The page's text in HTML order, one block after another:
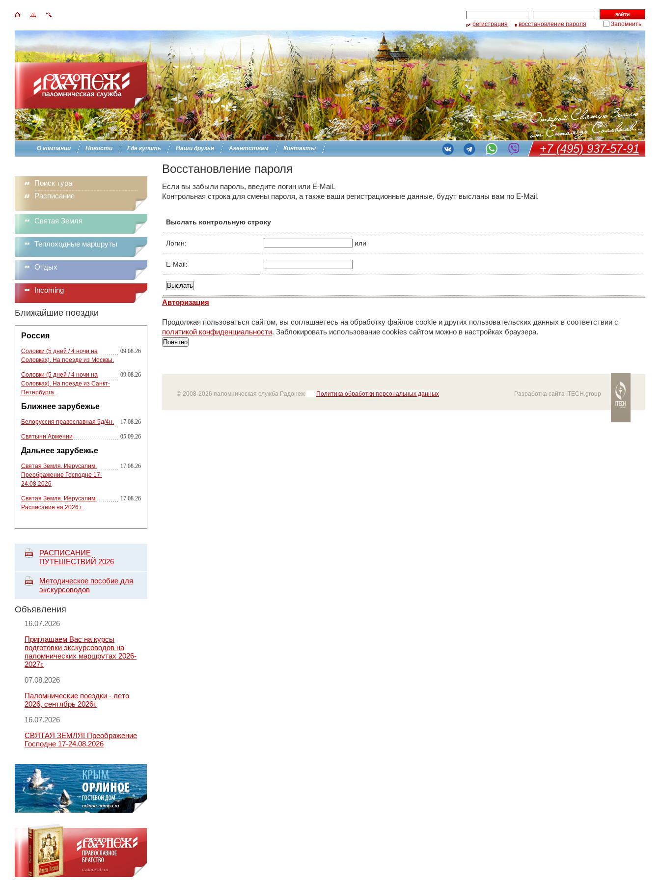
регистрация восстановление пароля Запомнить
О компании Новости Где купить Наши друзья Агентствам Контакты +7 (495) 937-57-91
Поиск тура
Расписание
Святая Земля
Теплоходные маршруты
Отдых
Incoming
Ближайшие поездки
Россия
Соловки (5 дней / 4 ночи на
Соловках). На поезде из Москвы.
09.08.26
Соловки (5 дней / 4 ночи на
Соловках). На поезде из Санкт-
Петербурга.
09.08.26
Ближнее зарубежье
Белоруссия православная 5д/4н. 17.08.26
Святыни Армении 05.09.26
Дальнее зарубежье
Святая Земля. Иерусалим.
Преображение Господне 17-
24.08.2026
17.08.26
Святая Земля. Иерусалим.
Расписание на 2026 г.
17.08.26
РАСПИСАНИЕ
ПУТЕШЕСТВИЙ 2026
Методическое пособие для
экскурсоводов
Объявления
16.07.2026
Приглашаем Вас на курсы
подготовки экскурсоводов на
паломнических маршрутах 2026-
2027г.
07.08.2026
Паломнические поездки - лето
2026, сентябрь 2026г.
16.07.2026
СВЯТАЯ ЗЕМЛЯ! Преображение
Господне 17-24.08.2026
Восстановление пароля
Если вы забыли пароль, введите логин или E-Mail.
Контрольная строка для смены пароля, а также ваши регистрационные данные, будут высланы вам по E-Mail.
Выслать контрольную строку
Логин: или
E-Mail:
Авторизация
Продолжая пользоваться сайтом, вы соглашаетесь на обработку файлов cookie и других пользовательских данных в соответствии с
политикой конфиденциальности. Заблокировать использование cookies сайтом можно в настройках браузера.
Понятно
© 2008-2026 паломническая служба Радонеж Политика обработки персональных данных Разработка сайта ITECH.group